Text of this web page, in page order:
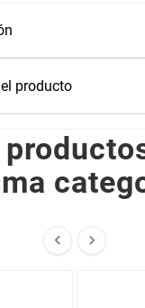
producto
 